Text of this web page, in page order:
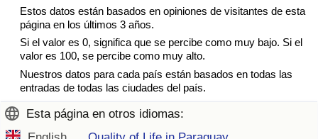
Estos datos están basados en opiniones de visitantes de esta
página en los últimos 3 años.
Si el valor es 0, significa que se percibe como muy bajo. Si el
valor es 100, se percibe como muy alto.
Nuestros datos para cada país están basados en todas las
entradas de todas las ciudades del país.
Esta página en otros idiomas:
Contaminación
Índice de Contaminación (Actual)
Índice de contaminación
Índice de Contaminación por País